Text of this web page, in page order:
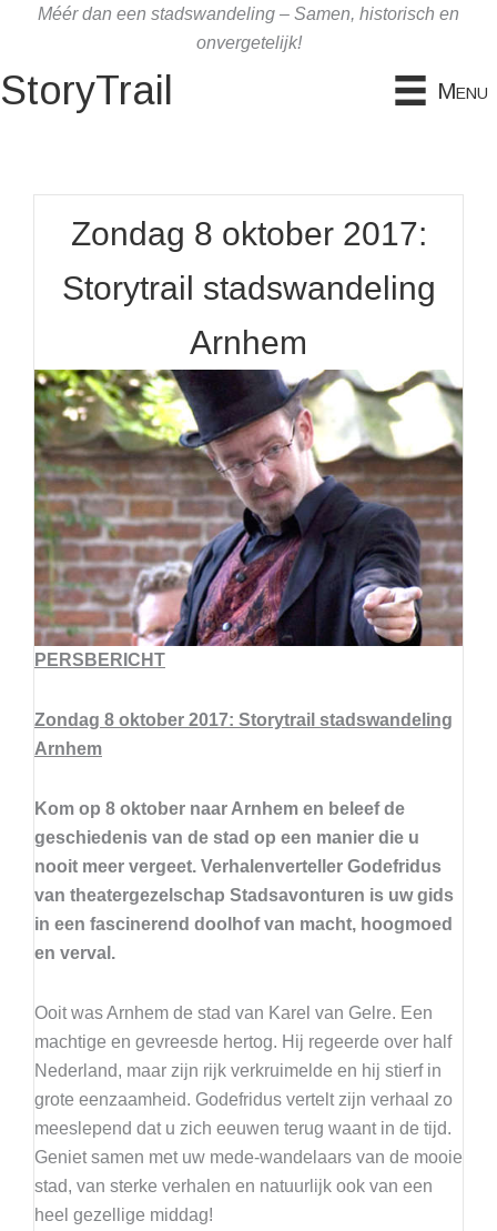
inhoud
Méér dan een stadswandeling – Samen, historisch en
onvergetelijk!
StoryTrail Menu
Zondag 8 oktober 2017:
Storytrail stadswandeling
Arnhem
PERSBERICHT
Zondag 8 oktober 2017: Storytrail stadswandeling
Arnhem
Kom op 8 oktober naar Arnhem en beleef de
geschiedenis van de stad op een manier die u
nooit meer vergeet. Verhalenverteller Godefridus
van theatergezelschap Stadsavonturen is uw gids
in een fascinerend doolhof van macht, hoogmoed
en verval.
Ooit was Arnhem de stad van Karel van Gelre. Een
machtige en gevreesde hertog. Hij regeerde over half
Nederland, maar zijn rijk verkruimelde en hij stierf in
grote eenzaamheid. Godefridus vertelt zijn verhaal zo
meeslepend dat u zich eeuwen terug waant in de tijd.
Geniet samen met uw mede-wandelaars van de mooie
stad, van sterke verhalen en natuurlijk ook van een
heel gezellige middag!